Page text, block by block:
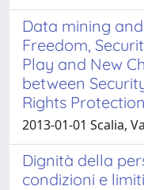
Data mining
Freedom,
Play and New
between
Rights Protection
2013-01-01 Scalia,
Dignità della
condizioni e